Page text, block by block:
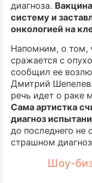
диагноза.
систему и
онкологией на
Напомним, о том,
сражается с
сообщил ее
Дмитрий
речь идет о раке
Сама артистка
диагноз
до последнего
страшном
Шоу-